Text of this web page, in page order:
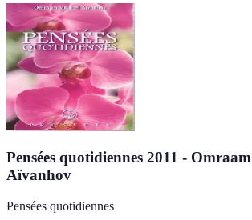
Pensées quotidiennes 2011 -
Aïvanhov
Pensées quotidiennes